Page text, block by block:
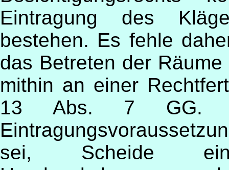
Eintragung des
bestehen. Es fehle
das Betreten der
mithin an einer
13 Abs. 7 GG.
sei, Scheide